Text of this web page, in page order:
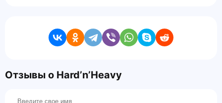
Отзывы о Hard’n’Heavy